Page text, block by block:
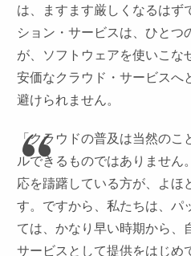
は、ますます厳しくなるはず
ション・サービスは、ひとつ
が、ソフトウェアを使いこな
安価なクラウド・サービスへ
避けられません。
「クラウドの普及は当然の
ルできるものではありません
応を躊躇している方が、よほ
す。ですから、私たちは、パ
ては、かなり早い時期から、
サービスとして提供をはじめ